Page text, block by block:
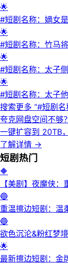
祺 | 短剧·
🌟
#短剧名称：嫡女
祺 | 短剧·
🌟
#短剧名称：竹马
🌟
#短剧名称：太子
🌟
#短剧名称：太子
搜索更多 “#短剧名
夸克网盘空间不够？
一键扩容到 20TB
了解详情 →
短剧 热门
🔶
【美剧】夜魔侠
3集
🔵
重温擦边短剧：温
&老刘又胖啦&刘倩宇
🔵
欲色沉沦&粉红梦
正洁
🌟
最新擦边短剧：金